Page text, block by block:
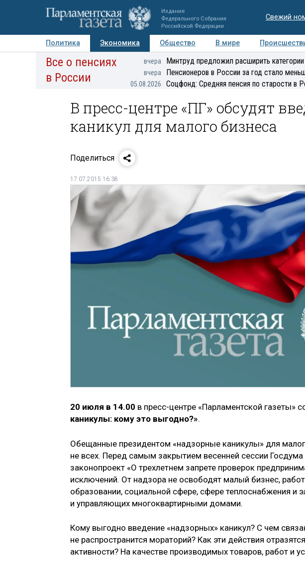
Издание
Федерального Собрания
Российской Федерации
Свежий
Политика Экономика Общество В мире
Авторы Персоны Мнения Регионы Медиацентр
Все о пенсиях
в России
вчера Минтруд предложил расширить
вчера Пенсионеров в России за год стало
05.08.2026 Соцфонд: Средняя пенсия по старости в
В пресс-центре «ПГ» обсудят
каникул для малого бизнеса
Поделиться
17.07.2015 16:38
20 июля в 14.00 в пресс-центре «Парламентской газеты»
каникулы: кому это выгодно?».
Обещанные президентом «надзорные каникулы» для
не всех. Перед самым закрытием весенней сессии Госдума
законопроект «О трехлетнем запрете проверок
исключений. От надзора не освободят малый бизнес,
образовании, социальной сфере, сфере теплоснабжения и
и управляющих многоквартирными домами.
Кому выгодно введение «надзорных» каникул? С чем
не распространится мораторий? Как эти действия
активности? На качестве производимых товаров, работ и